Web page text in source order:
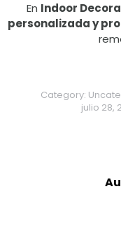
En Indoor
personalizada y
Category:
julio 28,